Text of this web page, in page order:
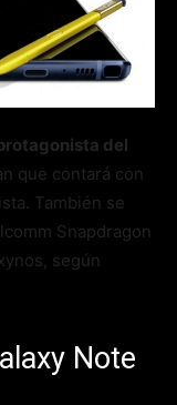
del
que contará con
También se
Snapdragon
según
Note